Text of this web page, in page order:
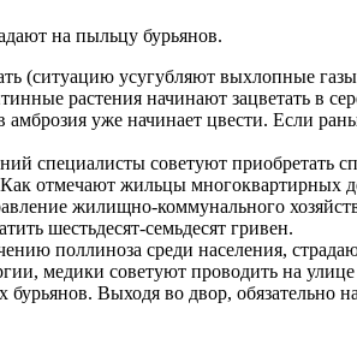
на пыльцу бурьянов.
(ситуацию усугубляют выхлопные
растения начинают зацветать в
уже начинает цвести. Если
специалисты советуют приобретать
отмечают жильцы многоквартирных
жилищно-коммунального
шестьдесят-семьдесят гривен.
поллиноза среди населения,
медики советуют проводить на
бурьянов. Выходя во двор, обязательно